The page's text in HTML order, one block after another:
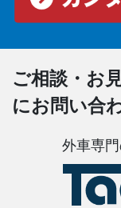
ご相談・お
にお問い合
外車専